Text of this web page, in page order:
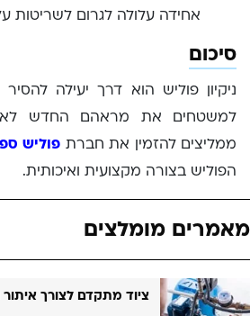
אחידה עלולה לגרום לשריטות
סיכום
ניקיון פוליש הוא דרך יעילה
למשטחים את מראהם החדש
ממליצים להזמין את חברת פוליש
הפוליש בצורה מקצועית ואיכותית.
מאמרים מומלצים
ציוד מתקדם לצורך איתור